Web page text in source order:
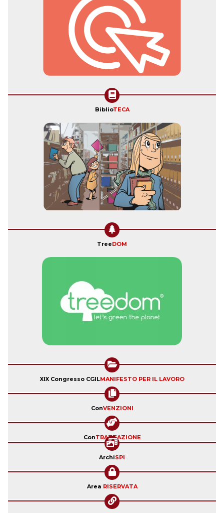
BiblioTECA
TreeDOM
XIX Congresso CGILMANIFESTO PER IL LAVORO
ConVENZIONI
ConTRATTAZIONE
ArchiSPI
Area RISERVATA